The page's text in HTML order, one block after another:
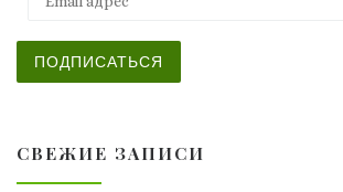
ПОДПИСАТЬСЯ
СВЕЖИЕ ЗАПИСИ